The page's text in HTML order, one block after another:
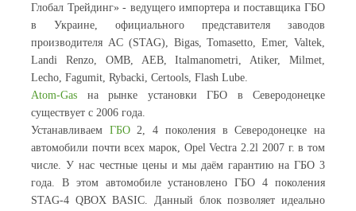
Глобал Трейдинг» - ведущего импортера и поставщика ГБО
в Украине, официального представителя заводов
производителя AC (STAG), Bigas, Tomasetto, Еmer, Valtek,
Landi Renzo, OMB, AEB, Italmanometri, Atiker, Milmet,
Lecho, Fagumit, Rybacki, Certools, Flash Lube.
Atom-Gas на рынке установки ГБО в Северодонецке
существует с 2006 года.
Устанавливаем ГБО2, 4 поколения в Северодонецке на
автомобили почти всех марок, Opel Vectra 2.2l 2007 г. в том
числе. У нас честные цены и мы даём гарантию на ГБО 3
года. В этом автомобиле установлено ГБО 4 поколения
STAG-4 QBOX BASIC. Данный блок позволяет идеально